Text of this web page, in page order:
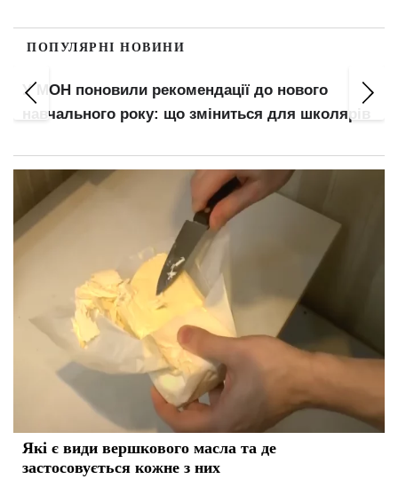
ПОПУЛЯРНІ НОВИНИ
У МОН поновили рекомендації до нового
навчального року: що зміниться для школярів
Які є види вершкового масла та де
застосовується кожне з них